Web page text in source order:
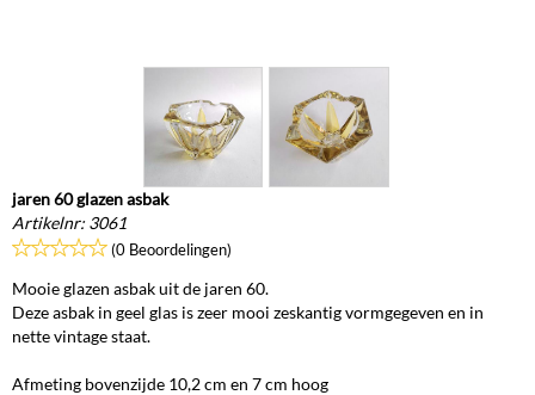
jaren 60 glazen asbak
Artikelnr: 3061
(0 Beoordelingen)
Mooie glazen asbak uit de jaren 60.
Deze asbak in geel glas is zeer mooi zeskantig vormgegeven en in
nette vintage staat.
Afmeting bovenzijde 10,2 cm en 7 cm hoog